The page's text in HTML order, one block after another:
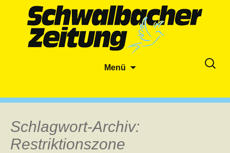
Menü
Suche
Schlagwort-Archiv:
Restriktionszone